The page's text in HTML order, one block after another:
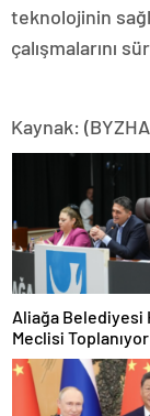
teknolojinin
çalışmalarını
Kaynak:
Aliağa Belediyesi
Meclisi Toplanıyor